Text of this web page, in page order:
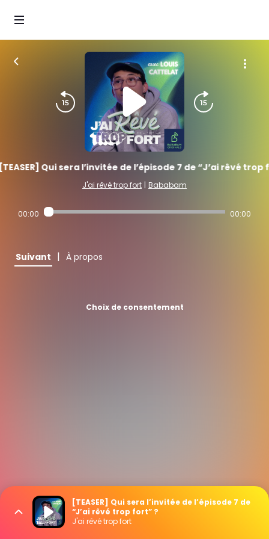
Qui sera l’invitée de l’épisode 7 de “J’ai rêvé trop
J'ai rêvé trop fort | Bababam
00:00 00:00
Suivant | À propos
Choix de consentement
[TEASER] Qui sera l’invitée de l’épisode 7 de
“J’ai rêvé trop fort” ?
J'ai rêvé trop fort